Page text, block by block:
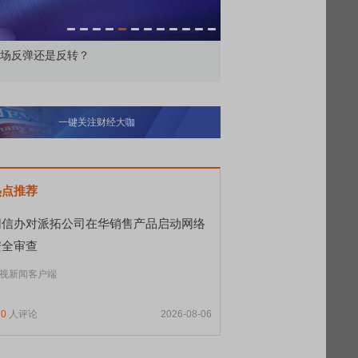
反弹还是反转？
一键关注财经大咖
推荐
办对派拓公司在华销售产品启动网络
审查
新闻客户端
人评论 2026-08-06